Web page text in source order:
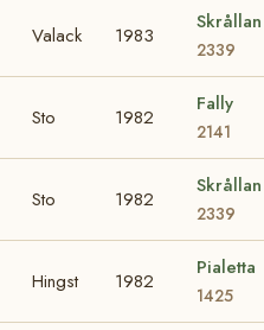
Valack 1983
Skrållan
2339
Sto 1982
Fally
2141
Sto 1982
Skrållan
2339
Hingst 1982
Pialetta
1425